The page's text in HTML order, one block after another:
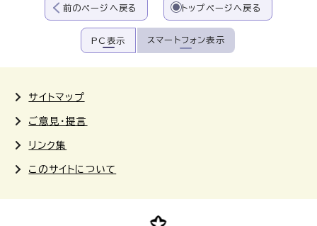
前のページへ戻る トップページへ戻る
PC表示 スマートフォン表示
サイトマップ
ご意見・提言
リンク集
このサイトについて